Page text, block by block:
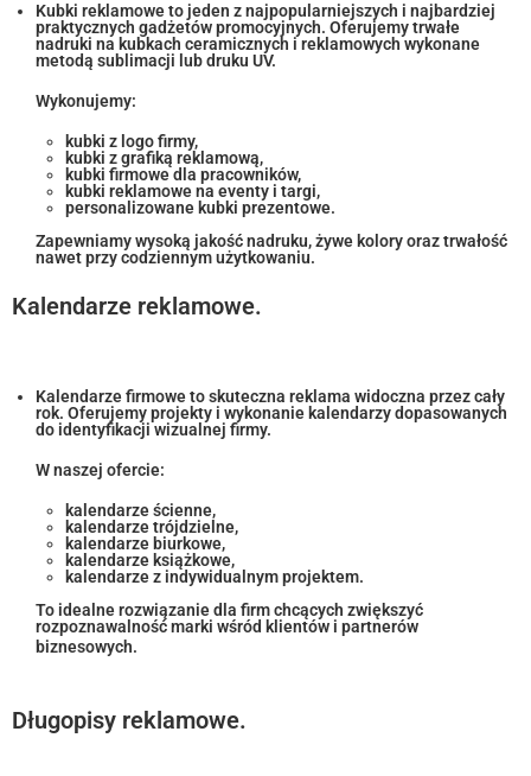
Kubki reklamowe to jeden z najpopularniejszych i najbardziej
praktycznych gadżetów promocyjnych. Oferujemy trwałe
nadruki na kubkach ceramicznych i reklamowych wykonane
metodą sublimacji lub druku UV.
Wykonujemy:
kubki z logo firmy,
kubki z grafiką reklamową,
kubki firmowe dla pracowników,
kubki reklamowe na eventy i targi,
personalizowane kubki prezentowe.
Zapewniamy wysoką jakość nadruku, żywe kolory oraz trwałość
nawet przy codziennym użytkowaniu.
Kalendarze reklamowe.
Kalendarze firmowe to skuteczna reklama widoczna przez cały
rok. Oferujemy projekty i wykonanie kalendarzy dopasowanych
do identyfikacji wizualnej firmy.
W naszej ofercie:
kalendarze ścienne,
kalendarze trójdzielne,
kalendarze biurkowe,
kalendarze książkowe,
kalendarze z indywidualnym projektem.
To idealne rozwiązanie dla firm chcących zwiększyć
rozpoznawalność marki wśród klientów i partnerów
biznesowych.
Długopisy reklamowe.